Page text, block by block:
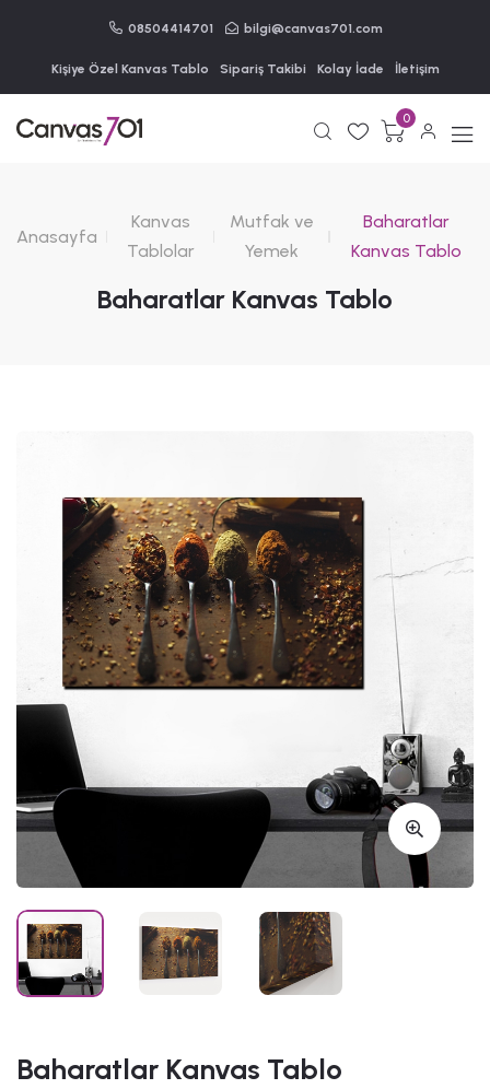
08504414701 bilgi@canvas701.com
Kişiye Özel Kanvas Tablo Sipariş Takibi Kolay İade İletişim
0
Anasayfa
Kanvas
Tablolar
Mutfak ve
Yemek
Baharatlar
Kanvas Tablo
Baharatlar Kanvas Tablo
Baharatlar Kanvas Tablo